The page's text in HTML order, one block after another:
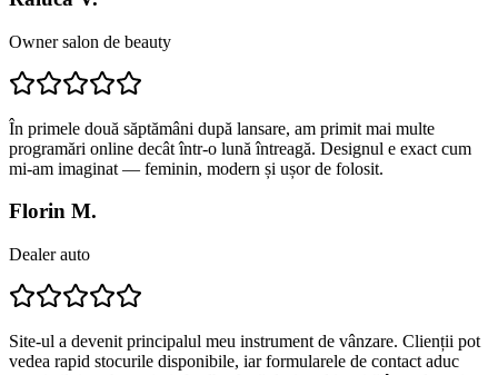
Owner salon de beauty
În primele două săptămâni după lansare, am primit mai multe
programări online decât într-o lună întreagă. Designul e exact cum
mi-am imaginat — feminin, modern și ușor de folosit.
Florin M.
Dealer auto
Site-ul a devenit principalul meu instrument de vânzare. Clienții pot
vedea rapid stocurile disponibile, iar formularele de contact aduc